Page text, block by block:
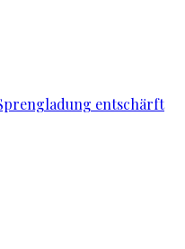
entschärft